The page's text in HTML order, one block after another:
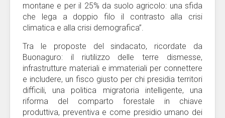
montane e per il 25% da suolo agricolo: una sfida
che lega a doppio filo il contrasto alla crisi
climatica e alla crisi demografica”.
Tra le proposte del sindacato, ricordate da
Buonaguro: il riutilizzo delle terre dismesse,
infrastrutture materiali e immateriali per connettere
e includere, un fisco giusto per chi presidia territori
difficili, una politica migratoria intelligente, una
riforma del comparto forestale in chiave
produttiva, preventiva e come presidio umano dei